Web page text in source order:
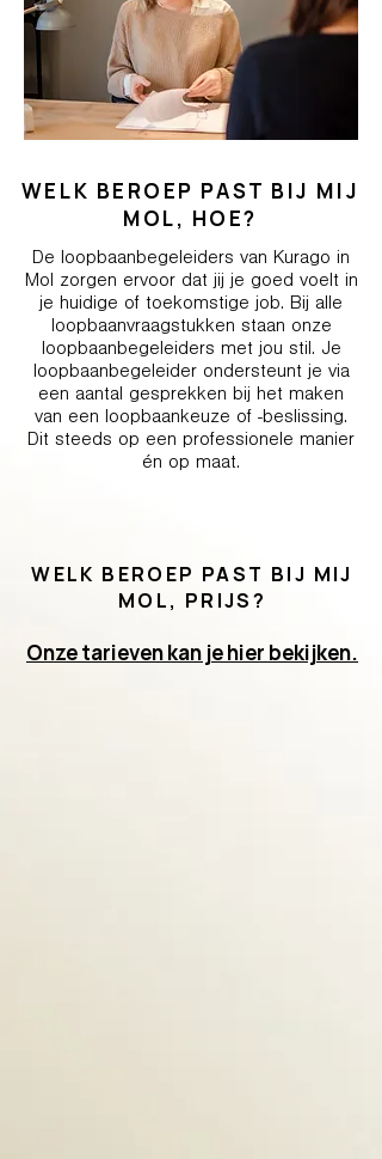
WELK BEROEP PAST BIJ MIJ
MOL, HOE?
De loopbaanbegeleiders van Kurago in
Mol zorgen ervoor dat jij je goed voelt in
je huidige of toekomstige job. Bij alle
loopbaanvraagstukken staan onze
loopbaanbegeleiders met jou stil. Je
loopbaanbegeleider ondersteunt je via
een aantal gesprekken bij het maken
van een loopbaankeuze of -beslissing.
Dit steeds op een professionele manier
én op maat.
WELK BEROEP PAST BIJ MIJ
MOL, PRIJS?
Onze tarieven kan je hier bekijken.